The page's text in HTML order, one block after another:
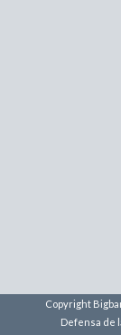
Copyright
Defensa de